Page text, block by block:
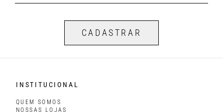
CADASTRAR
INSTITUCIONAL
QUEM SOMOS
NOSSAS LOJAS